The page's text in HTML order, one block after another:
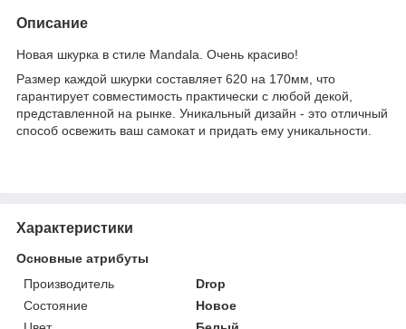
Описание
Новая шкурка в стиле Mandala. Очень красиво!
Размер каждой шкурки составляет 620 на 170мм, что
гарантирует совместимость практически с любой декой,
представленной на рынке. Уникальный дизайн - это отличный
способ освежить ваш самокат и придать ему уникальности.
Характеристики
Основные атрибуты
Производитель
Drop
Состояние
Новое